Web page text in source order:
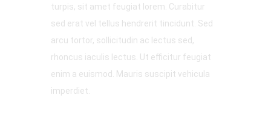
turpis, sit amet feugiat lorem. Curabitur
sed erat vel tellus hendrerit tincidunt. Sed
arcu tortor, sollicitudin ac lectus sed,
rhoncus iaculis lectus. Ut efficitur feugiat
enim a euismod. Mauris suscipit vehicula
imperdiet.